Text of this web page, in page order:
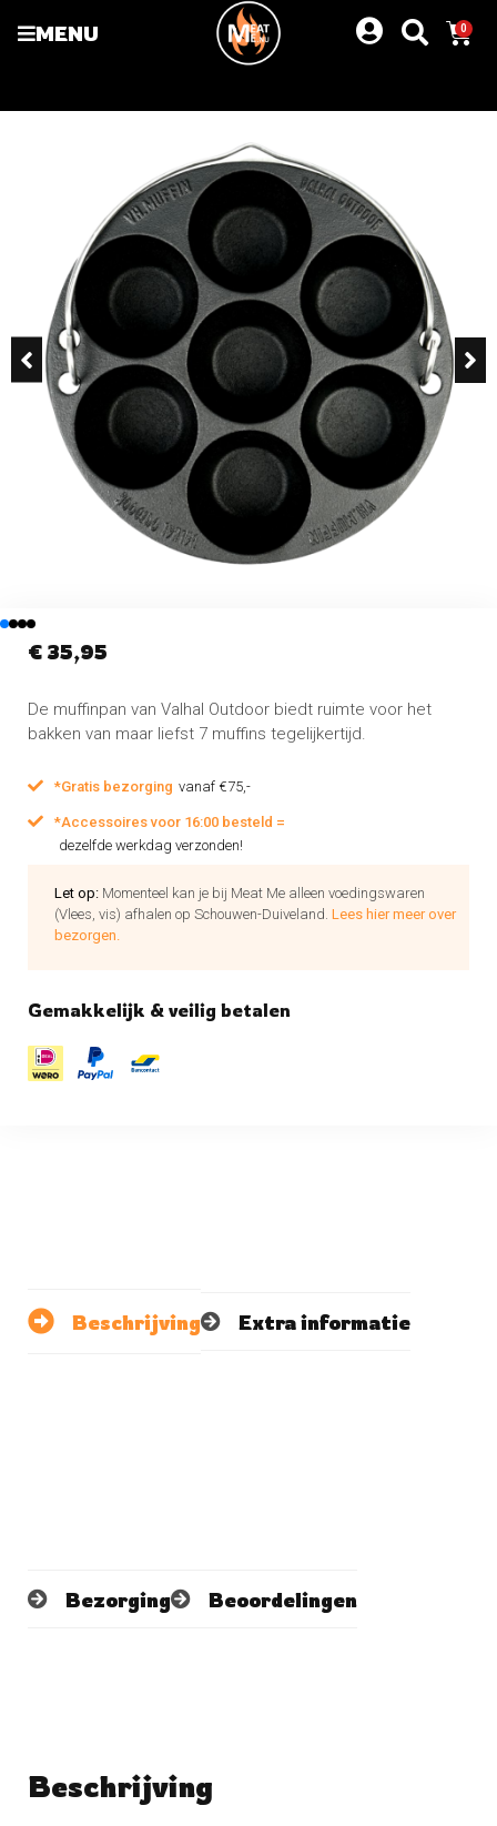
MENU 0
€ 35,95
De muffinpan van Valhal Outdoor biedt ruimte voor het
bakken van maar liefst 7 muffins tegelijkertijd.
*Gratis bezorging vanaf €75,-
*Accessoires voor 16:00 besteld =
dezelfde werkdag verzonden!
Let op: Momenteel kan je bij Meat Me alleen voedingswaren
(Vlees, vis) afhalen op Schouwen-Duiveland. Lees hier meer over
bezorgen.
Gemakkelijk & veilig betalen
Beschrijving Extra informatie
Bezorging Beoordelingen
Beschrijving
No reviews found